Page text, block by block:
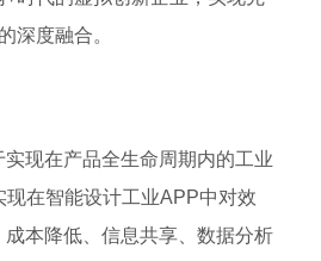
深度融合。
现在产品全生命周期内的工业
在智能设计工业APP中对效
本降低、信息共享、数据分析